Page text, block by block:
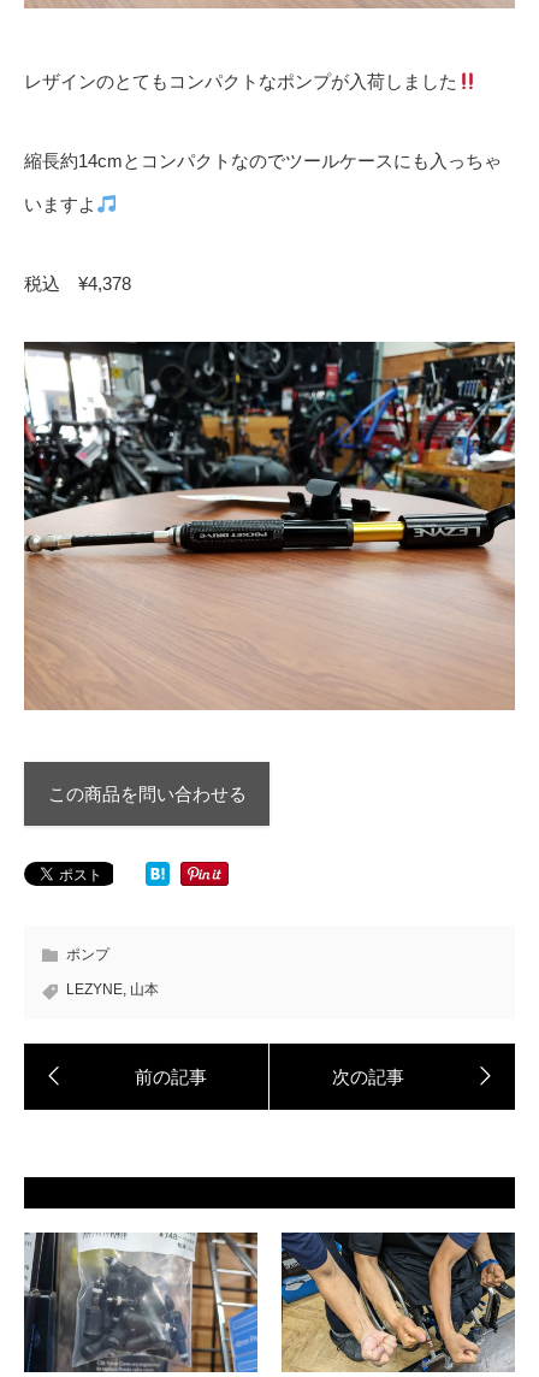
レザインのとてもコンパクトなポンプが入荷しました
縮長約14cmとコンパクトなのでツールケースにも入っちゃ
いますよ
税込 ¥4,378
この商品を問い合わせる
ポンプ
LEZYNE 山本